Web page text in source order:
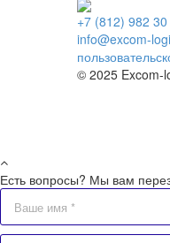
+7 (812) 982
info@excom-
© 2025 Excom-
Есть вопросы? Мы вам